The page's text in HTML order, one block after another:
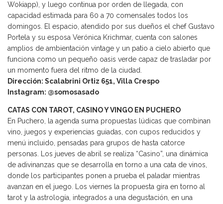
Wokiapp), y luego continua por orden de llegada, con
capacidad estimada para 60 a 70 comensales todos los
domingos. El espacio, atendido por sus dueños el chef Gustavo
Portela y su esposa Verónica Krichmar, cuenta con salones
amplios de ambientación vintage y un patio a cielo abierto que
funciona como un pequeño oasis verde capaz de trasladar por
un momento fuera del ritmo de la ciudad.
Dirección: Scalabrini Ortiz 651, Villa Crespo
Instagram: @somosasado
CATAS CON TAROT, CASINO Y VINGO EN PUCHERO
En Puchero, la agenda suma propuestas lúdicas que combinan
vino, juegos y experiencias guiadas, con cupos reducidos y
menú incluido, pensadas para grupos de hasta catorce
personas. Los jueves de abril se realiza “Casino”, una dinámica
de adivinanzas que se desarrolla en torno a una cata de vinos,
donde los participantes ponen a prueba el paladar mientras
avanzan en el juego. Los viernes la propuesta gira en torno al
tarot y la astrología, integrados a una degustación, en una